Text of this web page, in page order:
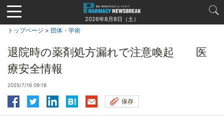
Jump
to
navigation
2026年8月8日（土）
トップページ > 団体・学術
退院時の薬剤処方漏れで注意喚起 医
療安全情報
2025/7/16 09:18
保存